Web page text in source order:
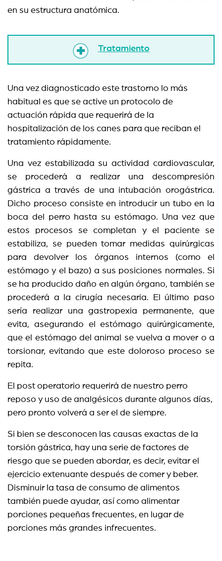
en su estructura anatómica.
Tratamiento
Una vez diagnosticado este trastorno lo más
habitual es que se active un protocolo de
actuación rápida que requerirá de la
hospitalización de los canes para que reciban el
tratamiento rápidamente.
Una vez estabilizada su actividad cardiovascular,
se procederá a realizar una descompresión
gástrica a través de una intubación orogástrica.
Dicho proceso consiste en introducir un tubo en la
boca del perro hasta su estómago. Una vez que
estos procesos se completan y el paciente se
estabiliza, se pueden tomar medidas quirúrgicas
para devolver los órganos internos (como el
estómago y el bazo) a sus posiciones normales. Si
se ha producido daño en algún órgano, también se
procederá a la cirugía necesaria. El último paso
sería realizar una gastropexia permanente, que
evita, asegurando el estómago quirúrgicamente,
que el estómago del animal se vuelva a mover o a
torsionar, evitando que este doloroso proceso se
repita.
El post operatorio requerirá de nuestro perro
reposo y uso de analgésicos durante algunos días,
pero pronto volverá a ser el de siempre.
Si bien se desconocen las causas exactas de la
torsión gástrica, hay una serie de factores de
riesgo que se pueden abordar, es decir, evitar el
ejercicio extenuante después de comer y beber.
Disminuir la tasa de consumo de alimentos
también puede ayudar, así como alimentar
porciones pequeñas frecuentes, en lugar de
porciones más grandes infrecuentes.